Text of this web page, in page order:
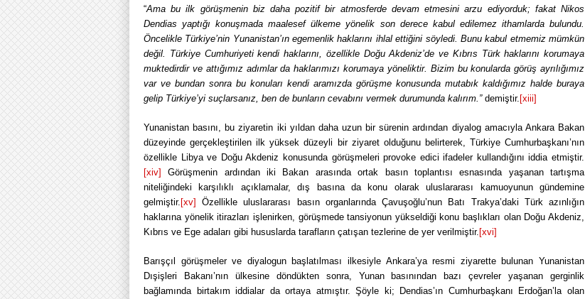
“Ama bu ilk görüşmenin biz daha pozitif bir atmosferde devam etmesini arzu ediyorduk; fakat Nikos
Dendias yaptığı konuşmada maalesef ülkeme yönelik son derece kabul edilemez ithamlarda bulundu.
Öncelikle Türkiye’nin Yunanistan’ın egemenlik haklarını ihlal ettiğini söyledi. Bunu kabul etmemiz mümkün
değil. Türkiye Cumhuriyeti kendi haklarını, özellikle Doğu Akdeniz’de ve Kıbrıs Türk haklarını korumaya
muktedirdir ve attığımız adımlar da haklarımızı korumaya yöneliktir. Bizim bu konularda görüş ayrılığımız
var ve bundan sonra bu konuları kendi aramızda görüşme konusunda mutabık kaldığımız halde buraya
gelip Türkiye’yi suçlarsanız, ben de bunların cevabını vermek durumunda kalırım.”demiştir. [xiii]
Yunanistan basını, bu ziyaretin iki yıldan daha uzun bir sürenin ardından diyalog amacıyla Ankara Bakan
düzeyinde gerçekleştirilen ilk yüksek düzeyli bir ziyaret olduğunu belirterek, Türkiye Cumhurbaşkanı’nın
özellikle Libya ve Doğu Akdeniz konusunda görüşmeleri provoke edici ifadeler kullandığını iddia etmiştir.
[xiv]
Görüşmenin ardından iki Bakan arasında ortak basın toplantısı esnasında yaşanan tartışma
niteliğindeki karşılıklı açıklamalar, dış basına da konu olarak uluslararası kamuoyunun gündemine
gelmiştir. [xv]
Özellikle uluslararası basın organlarında Çavuşoğlu’nun Batı Trakya’daki Türk azınlığın
haklarına yönelik itirazları işlenirken, görüşmede tansiyonun yükseldiği konu başlıkları olan Doğu Akdeniz,
Kıbrıs ve Ege adaları gibi hususlarda tarafların çatışan tezlerine de yer verilmiştir. [xvi]
Barışçıl görüşmeler ve diyalogun başlatılması ilkesiyle Ankara’ya resmi ziyarette bulunan Yunanistan
Dışişleri Bakanı’nın ülkesine döndükten sonra, Yunan basınından bazı çevreler yaşanan gerginlik
bağlamında birtakım iddialar da ortaya atmıştır. Şöyle ki; Dendias’ın Cumhurbaşkanı Erdoğan’la olan